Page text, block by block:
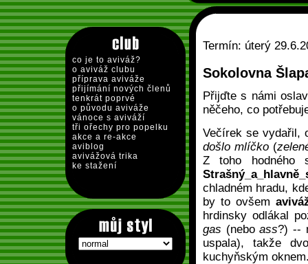
co je to aviváž?
o aviváž clubu
příprava aviváže
přijímání nových členů
tenkrát poprvé
o původu aviváže
vánoce s aviváží
tři ořechy pro popelku
akce a re-akce
aviblog
avivážová trika
ke stažení
Termín: úterý
Sokolovna
Přijďte s námi
něčeho, co
Večírek se vydařil,
došlo mlíčko (
Z toho hodného
chladném hradu,
by to ovšem
hrdinsky odlákal
gas (nebo ass?) --
uspala), takže
kuchyňským